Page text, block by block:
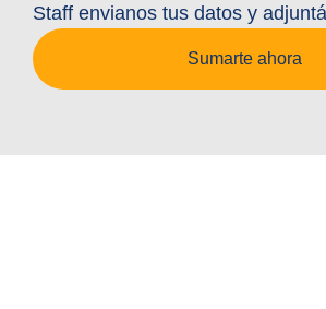
Staff envianos tus datos y
Sumarte ahora